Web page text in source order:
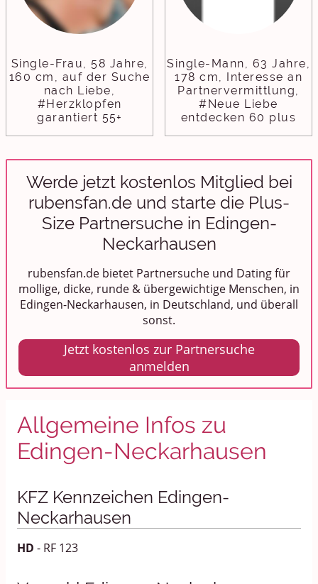
Single-Frau, 58 Jahre,
160 cm, auf der Suche
nach Liebe,
#Herzklopfen
garantiert 55+
Single-Mann, 63 Jahre,
178 cm, Interesse an
Partnervermittlung,
#Neue Liebe
entdecken 60 plus
Werde jetzt kostenlos Mitglied bei
rubensfan.de und starte die Plus-
Size Partnersuche in Edingen-
Neckarhausen
rubensfan.de bietet Partnersuche und Dating für
mollige, dicke, runde & übergewichtige Menschen, in
Edingen-Neckarhausen, in Deutschland, und überall
sonst.
Jetzt kostenlos zur Partnersuche
anmelden
Allgemeine Infos zu
Edingen-Neckarhausen
KFZ Kennzeichen Edingen-
Neckarhausen
HD - RF 123